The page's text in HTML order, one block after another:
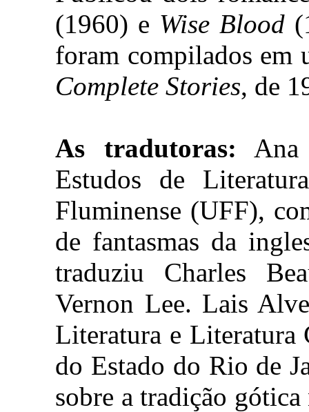
(1960) e Wise Blood
foram compilados em
Complete Stories, de
As tradutoras: Ana
Estudos de
Fluminense (UFF),
de fantasmas da
traduziu Charles
Vernon Lee. Lais
Literatura e Literatura
do Estado do Rio de
sobre a tradição